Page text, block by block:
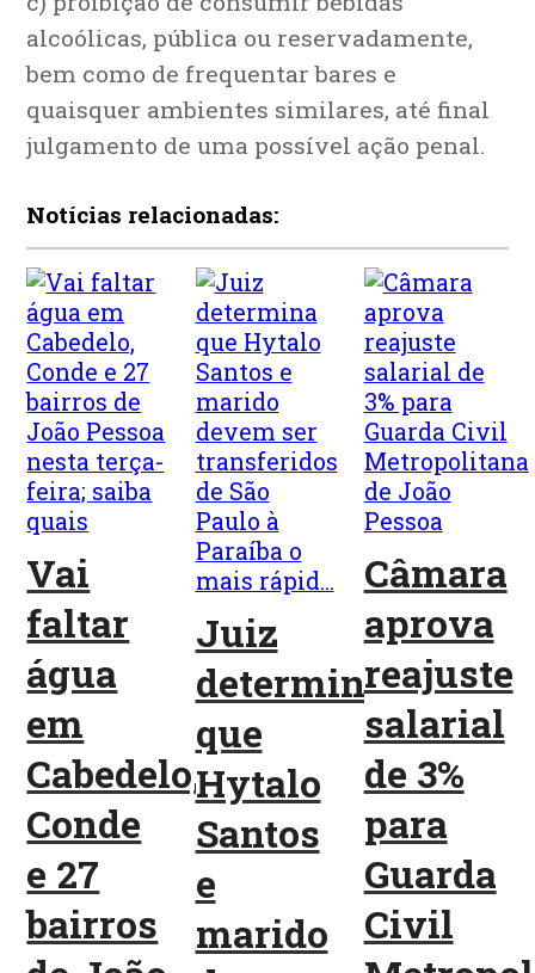
alcoólicas, pública ou reservadamente,
bem como de frequentar bares e
quaisquer ambientes similares, até final
julgamento de uma possível ação penal.
Notícias relacionadas:
Vai
faltar
água
em
Cabedelo,
Conde
e 27
bairros
Juiz
determina
que
Hytalo
Santos
e
marido
Câmara
aprova
reajuste
salarial
de 3%
para
Guarda
Civil